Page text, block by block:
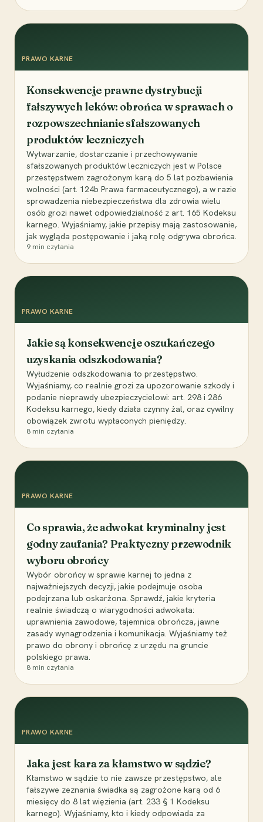
PRAWO KARNE
Konsekwencje prawne dystrybucji
fałszywych leków: obrońca w sprawach o
rozpowszechnianie sfałszowanych
produktów leczniczych
Wytwarzanie, dostarczanie i przechowywanie
sfałszowanych produktów leczniczych jest w Polsce
przestępstwem zagrożonym karą do 5 lat pozbawienia
wolności (art. 124b Prawa farmaceutycznego), a w razie
sprowadzenia niebezpieczeństwa dla zdrowia wielu
osób grozi nawet odpowiedzialność z art. 165 Kodeksu
karnego. Wyjaśniamy, jakie przepisy mają zastosowanie,
jak wygląda postępowanie i jaką rolę odgrywa obrońca.
9 min czytania
PRAWO KARNE
Jakie są konsekwencje oszukańczego
uzyskania odszkodowania?
Wyłudzenie odszkodowania to przestępstwo.
Wyjaśniamy, co realnie grozi za upozorowanie szkody i
podanie nieprawdy ubezpieczycielowi: art. 298 i 286
Kodeksu karnego, kiedy działa czynny żal, oraz cywilny
obowiązek zwrotu wypłaconych pieniędzy.
8 min czytania
PRAWO KARNE
Co sprawia, że adwokat kryminalny jest
godny zaufania? Praktyczny przewodnik
wyboru obrońcy
Wybór obrońcy w sprawie karnej to jedna z
najważniejszych decyzji, jakie podejmuje osoba
podejrzana lub oskarżona. Sprawdź, jakie kryteria
realnie świadczą o wiarygodności adwokata:
uprawnienia zawodowe, tajemnica obrończa, jawne
zasady wynagrodzenia i komunikacja. Wyjaśniamy też
prawo do obrony i obrońcę z urzędu na gruncie
polskiego prawa.
8 min czytania
PRAWO KARNE
Jaka jest kara za kłamstwo w sądzie?
Kłamstwo w sądzie to nie zawsze przestępstwo, ale
fałszywe zeznania świadka są zagrożone karą od 6
miesięcy do 8 lat więzienia (art. 233 § 1 Kodeksu
karnego). Wyjaśniamy, kto i kiedy odpowiada za